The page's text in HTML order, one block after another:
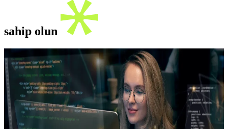
sahip olun